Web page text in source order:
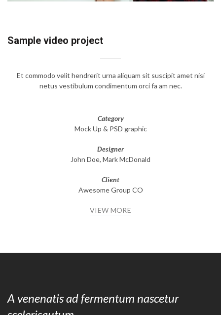
Sample video project
Et commodo velit hendrerit urna aliquam sit suscipit amet nisi
netus vestibulum condimentum orci fa am nec.
Category
Mock Up & PSD graphic
Designer
John Doe, Mark McDonald
Client
Awesome Group CO
VIEW MORE
A venenatis ad fermentum nascetur